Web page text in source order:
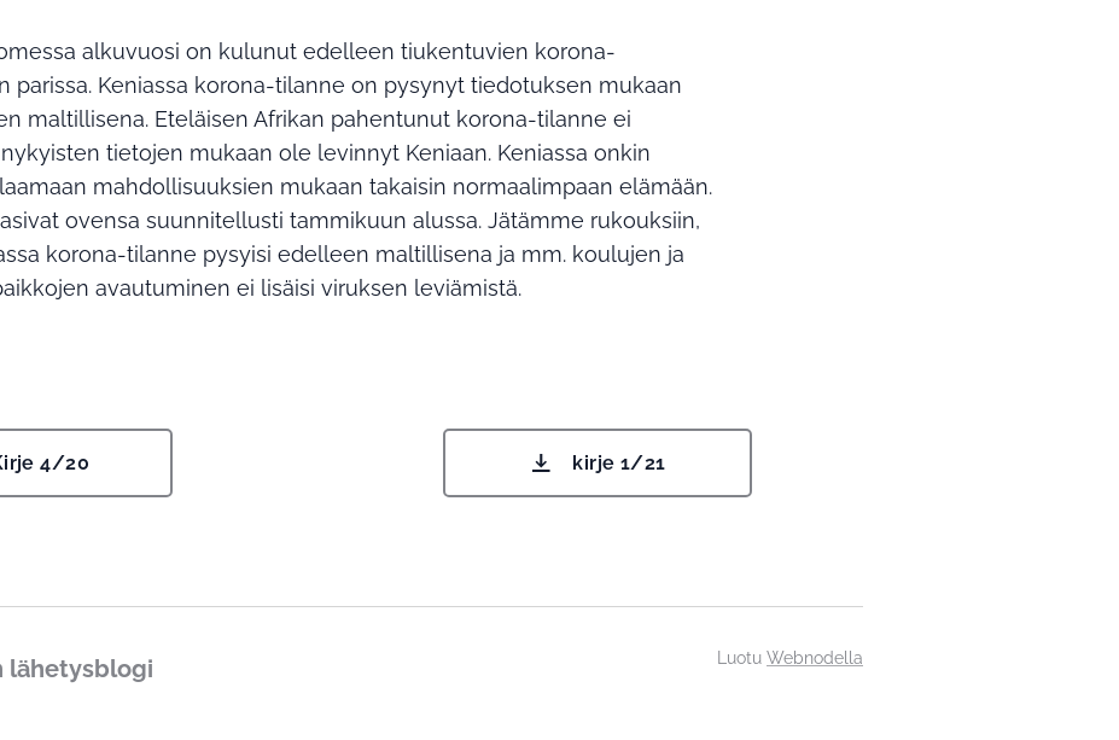
alkuvuosi on kulunut edelleen tiukentuvien korona-
parissa. Keniassa korona-tilanne on pysynyt tiedotuksen mukaan
maltillisena. Eteläisen Afrikan pahentunut korona-tilanne ei
tietojen mukaan ole levinnyt Keniaan. Keniassa onkin
mahdollisuuksien mukaan takaisin normaalimpaan elämään.
ovensa suunnitellusti tammikuun alussa. Jätämme rukouksiin,
korona-tilanne pysyisi edelleen maltillisena ja mm. koulujen ja
avautuminen ei lisäisi viruksen leviämistä.
4/20 kirje 1/21
lähetysblogi Luotu Webnodella